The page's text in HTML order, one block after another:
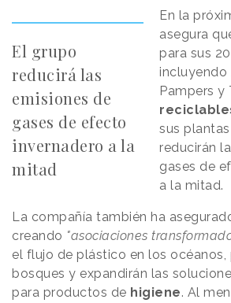
El grupo
reducirá las
emisiones de
gases de efecto
invernadero a la
mitad
En la
asegura
para sus
incluyendo
Pampers
sus
reducirán
gases de
a la mitad.
La compañía también ha
creando "asociaciones
el flujo de plástico en los océanos,
bosques y expandirán las
para productos de higiene. Al